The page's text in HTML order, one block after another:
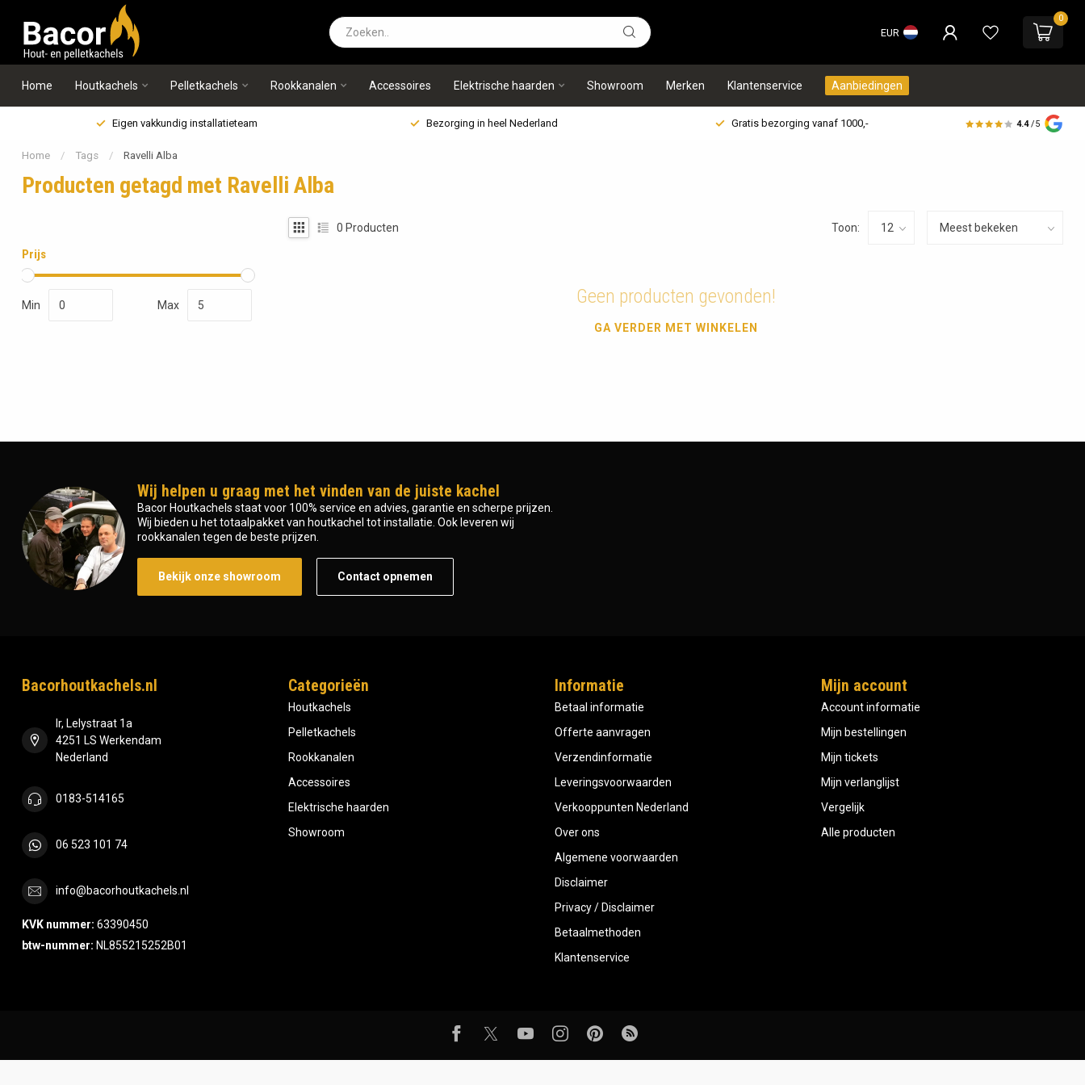
EUR
0
Home Houtkachels Pelletkachels Rookkanalen Accessoires Elektrische haarden Showroom Merken Klantenservice Aanbiedingen
Eigen vakkundig installatieteam Bezorging in heel Nederland Gratis bezorging vanaf 1000,- 4.4 /5
Home / Tags / Ravelli Alba
Producten getagd met Ravelli Alba
Prijs
Min Max
0 Producten Toon:
Geen producten gevonden!
GA VERDER MET WINKELEN
Wij helpen u graag met het vinden van de juiste kachel
Bacor Houtkachels staat voor 100% service en advies, garantie en scherpe prijzen.
Wij bieden u het totaalpakket van houtkachel tot installatie. Ook leveren wij
rookkanalen tegen de beste prijzen.
Bekijk onze showroom Contact opnemen
Bacorhoutkachels.nl
Ir, Lelystraat 1a
4251 LS Werkendam
Nederland
0183-514165
06 523 101 74
info@bacorhoutkachels.nl
KVK nummer: 63390450
btw-nummer: NL855215252B01
Categorieën
Houtkachels
Pelletkachels
Rookkanalen
Accessoires
Elektrische haarden
Showroom
Informatie
Betaal informatie
Offerte aanvragen
Verzendinformatie
Leveringsvoorwaarden
Verkooppunten Nederland
Over ons
Algemene voorwaarden
Disclaimer
Privacy / Disclaimer
Betaalmethoden
Klantenservice
Mijn account
Account informatie
Mijn bestellingen
Mijn tickets
Mijn verlanglijst
Vergelijk
Alle producten